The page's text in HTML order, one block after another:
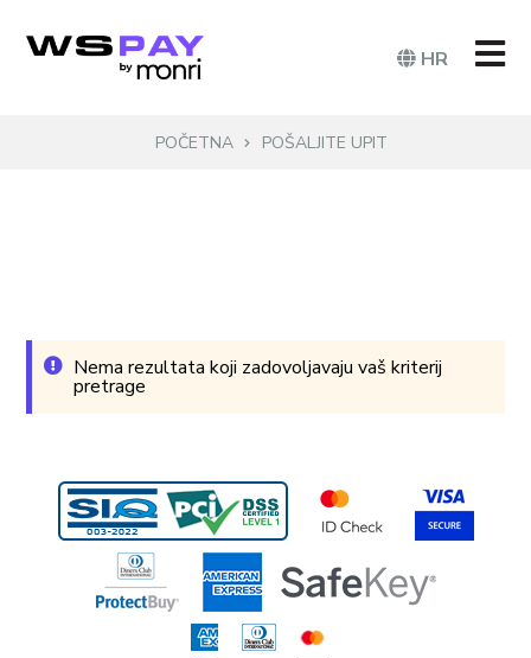
HR
POČETNA POŠALJITE UPIT
Nema rezultata koji zadovoljavaju vaš kriterij
pretrage